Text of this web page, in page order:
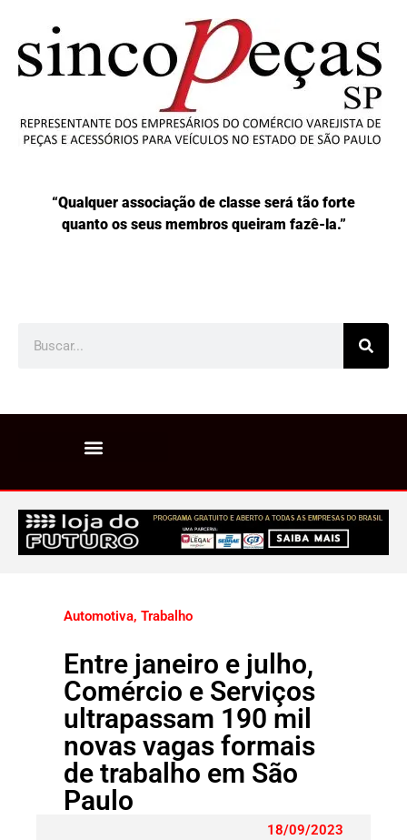
“Qualquer associação de classe será tão forte
quanto os seus membros queiram fazê-la.”
Automotiva, Trabalho
Entre janeiro e julho,
Comércio e Serviços
ultrapassam 190 mil
novas vagas formais
de trabalho em São
Paulo
18/09/2023